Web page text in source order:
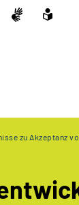
zu Akzeptanz